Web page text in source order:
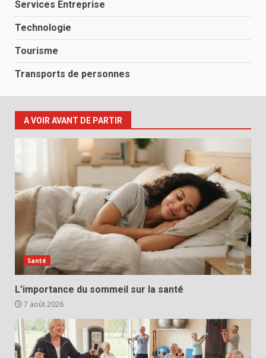
Services Entreprise
Technologie
Tourisme
Transports de personnes
A VOIR AVANT DE PARTIR
Santé
L’importance du sommeil sur la santé
7 août 2026